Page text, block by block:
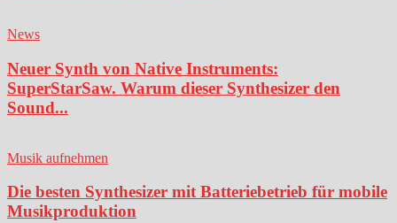
News
Neuer Synth von Native Instruments:
SuperStarSaw. Warum dieser Synthesizer den
Sound...
Musik aufnehmen
Die besten Synthesizer mit Batteriebetrieb für mobile
Musikproduktion